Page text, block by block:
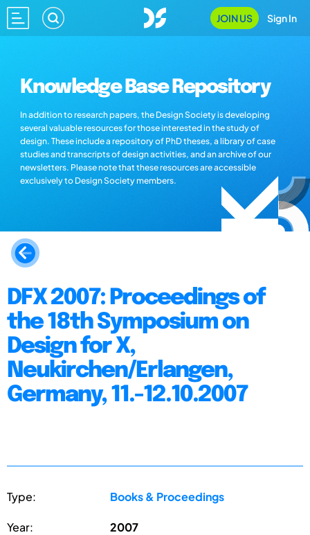
JOIN US Sign In
Knowledge Base Repository
In addition to research papers, the Design Society is developing
several valuable resources for those interested in the study of
design. These include a repository of PhD theses, a library of case
studies and transcripts of design activities, and an archive of our
newsletters. Please note that these resources are accessible
exclusively to Design Society members.
DFX 2007: Proceedings of
the 18th Symposium on
Design for X,
Neukirchen/Erlangen,
Germany, 11.-12.10.2007
Type: Books & Proceedings
Year: 2007